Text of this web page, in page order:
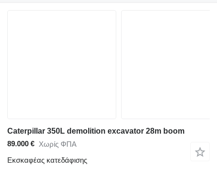
Caterpillar 350L demolition excavator 28m boom
89.000 € Χωρίς ΦΠΑ
Εκσκαφέας κατεδάφισης